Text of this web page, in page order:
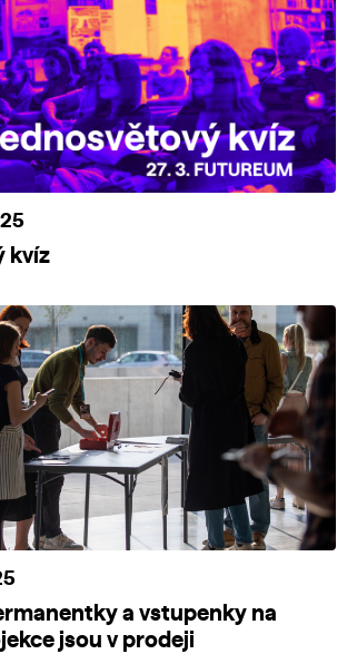
kvíz
a vstupenky na
jsou v prodeji